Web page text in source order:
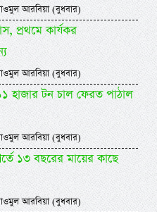
আরবিয়া (বুধবার)
প্রথমে কার্যকর
আরবিয়া (বুধবার)
হাজার টন চাল ফেরত পাঠাল
আরবিয়া (বুধবার)
১৩ বছরের মায়ের কাছে
আরবিয়া (বুধবার)